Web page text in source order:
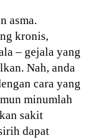
asma.
kronis,
– gejala yang
Nah, anda
cara yang
minumlah
sakit
dapat